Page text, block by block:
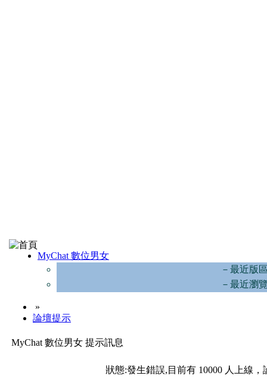
MyChat 數位男女
－最近版
－最近瀏
»
論壇提示
MyChat 數位男女 提示訊息
狀態:發生錯誤,目前有 10000 人上線